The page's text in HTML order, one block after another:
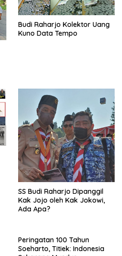
Budi Raharjo Kolektor Uang
Kuno Data Tempo
SS Budi Raharjo Dipanggil
Kak Jojo oleh Kak Jokowi,
Ada Apa?
Peringatan 100 Tahun
Soeharto, Titiek: Indonesia